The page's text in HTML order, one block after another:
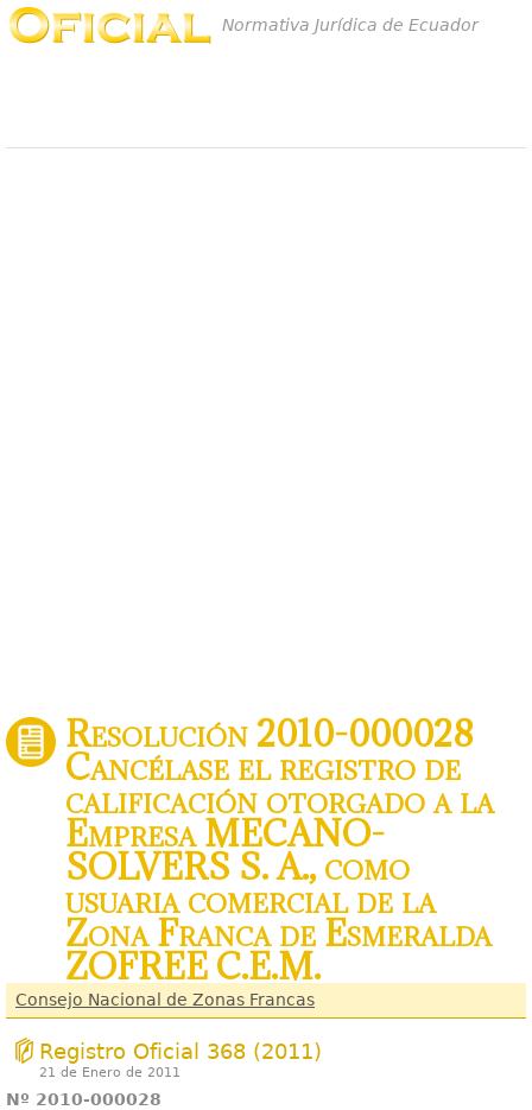
Normativa Jurídica de Ecuador
Resolución 2010-000028
Cancélase el registro de
calificación otorgado a la
Empresa MECANO-
SOLVERS S. A., como
usuaria comercial de la
Zona Franca de Esmeralda
ZOFREE C.E.M.
Consejo Nacional de Zonas Francas
Registro Oficial 368 (2011)
21 de Enero de 2011
Nº 2010-000028